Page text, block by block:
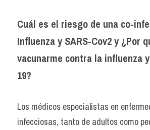
Cuál es el riesgo de una co-
Influenza y SARS-Cov2 y ¿Por
vacunarme contra la influenza
19?
Los médicos especialistas en
infecciosas, tanto de adultos como